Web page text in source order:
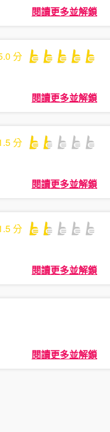
閱讀更多並解鎖
分
閱讀更多並解鎖
分
閱讀更多並解鎖
分
閱讀更多並解鎖
閱讀更多並解鎖